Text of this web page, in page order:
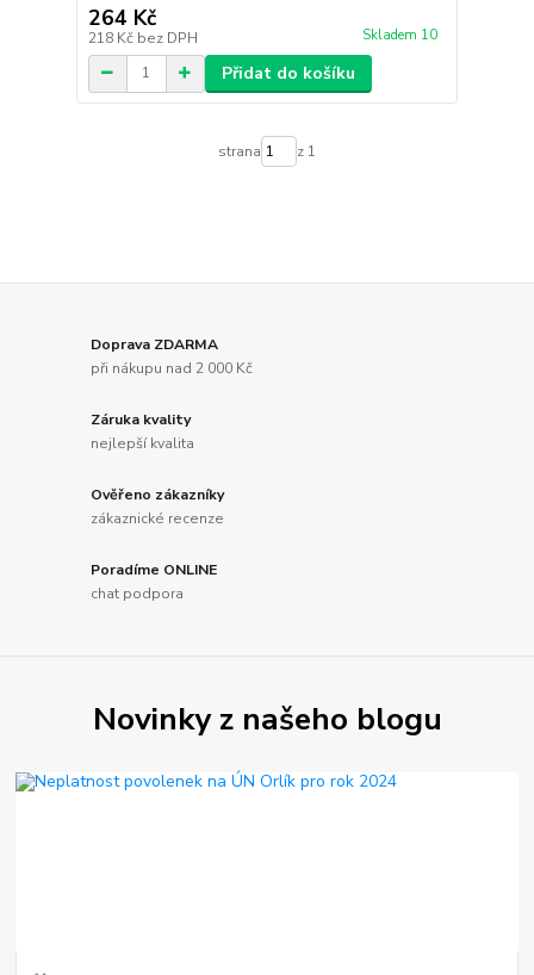
264 Kč
218 Kč bez DPH Skladem 10
Přidat do košíku
strana z 1
Doprava ZDARMA
při nákupu nad 2 000 Kč
Záruka kvality
nejlepší kvalita
Ověřeno zákazníky
zákaznické recenze
Poradíme ONLINE
chat podpora
Novinky z našeho blogu